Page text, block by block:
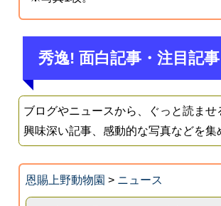
秀逸! 面白記事・注目記事
ブログやニュースから、ぐっと読ませ
興味深い記事、感動的な写真などを集
恩賜上野動物園 > ニュース